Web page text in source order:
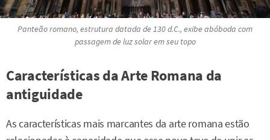
Panteão romano, estrutura datada de 130 d.C., exibe abóboda com
passagem de luz solar em seu topo
Características da Arte Romana da
antiguidade
As características mais marcantes da arte romana estão